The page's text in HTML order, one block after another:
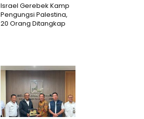
Israel Gerebek Kamp
Pengungsi Palestina,
20 Orang Ditangkap